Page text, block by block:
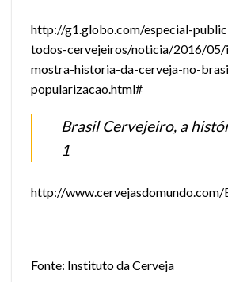
http://g1.globo.com/especial-
todos-cervejeiros/noticia/2016/
mostra-historia-da-cerveja-no-
popularizacao.html#
Brasil Cervejeiro, a
1
http://www.cervejasdomundo.com/
Fonte: Instituto da Cerveja